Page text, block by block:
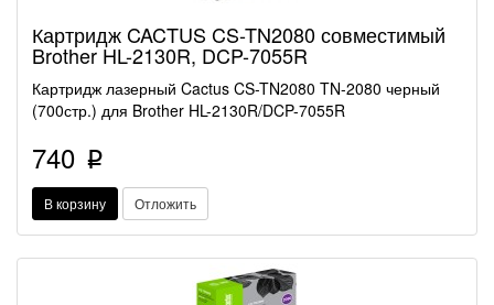
Картридж CACTUS CS-TN2080 совместимый
Brother HL-2130R, DCP-7055R
Картридж лазерный Cactus CS-TN2080 TN-2080 черный
(700стр.) для Brother HL-2130R/DCP-7055R
740 p
В корзину Отложить